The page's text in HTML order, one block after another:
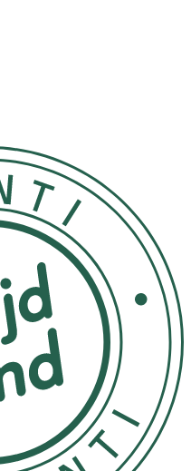
för att förbereda
antingen
tvättsvamp.
och njut av den
doften av citrongräs.
in duschkrämen, skölj
exponeras för direkt
Glucoside, Sodium
Glucoside, Erythritol
Sodium Anisate
Sodium Cocoyl